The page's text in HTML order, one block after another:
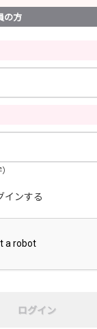
の方
インする
ログイン